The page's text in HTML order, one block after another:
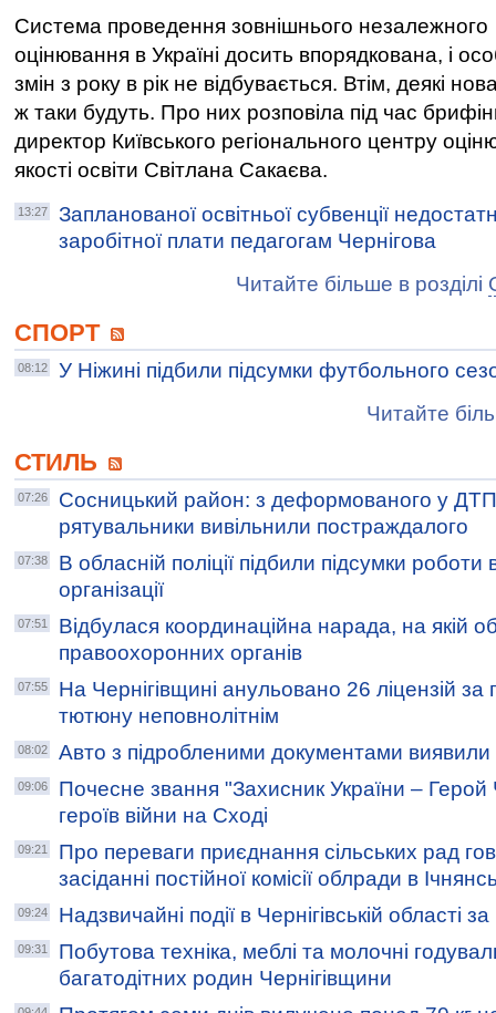
Система проведення зовнішнього незалежного
оцінювання в Україні досить впорядкована, і
змін з року в рік не відбувається. Втім, деякі
ж таки будуть. Про них розповіла під час
директор Київського регіонального центру
якості освіти Світлана Сакаєва.
13:27
Запланованої освітньої субвенції
заробітної плати педагогам Чернігова
Читайте більше в розділі
СПОРТ
08:12
У Ніжині підбили підсумки футбольного
Читайте
СТИЛЬ
07:26
Сосницький район: з деформованого у ДТП
рятувальники вивільнили постраждалого
07:38
В обласній поліції підбили підсумки роботи
організації
07:51
Відбулася координаційна нарада, на якій
правоохоронних органів
07:55
На Чернігівщині анульовано 26 ліцензій
тютюну неповнолітнім
08:02 Авто з підробленими документами виявили
09:06
Почесне звання "Захисник України – Герой
героїв війни на Сході
09:21
Про переваги приєднання сільських рад
засіданні постійної комісії облради в
09:24 Надзвичайні події в Чернігівській області
09:31
Побутова техніка, меблі та молочні
багатодітних родин Чернігівщини